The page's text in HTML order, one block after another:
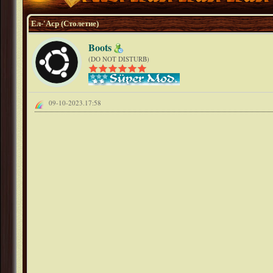
Ел-'Аср (Столетие)
Boots
(DO NOT DISTURB)
09-10-2023.17:58